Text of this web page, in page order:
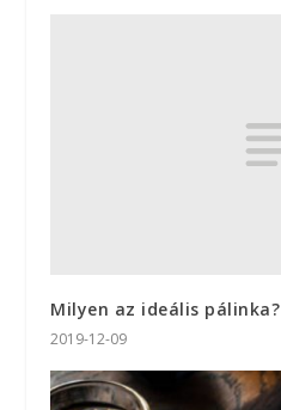
Milyen az ideális pálinka?
2019-12-09